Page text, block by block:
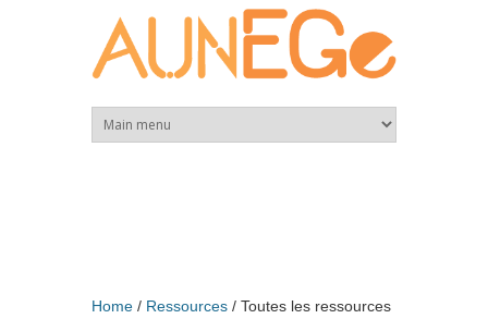
Home Ressources Toutes les ressources